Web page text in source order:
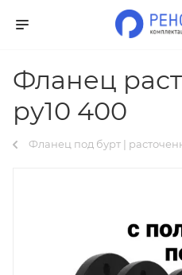
Фланец
ру10 400
Фланец под бурт |